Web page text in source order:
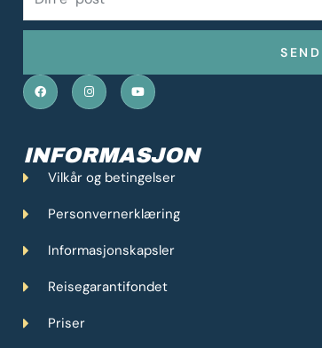
SEND
F
a
c
e
o
k
I
n
t
r
a
m
Y
o
t
e
INFORMASJON
Vilkår og betingelser
Personvernerklæring
Informasjonskapsler
Reisegarantifondet
Priser